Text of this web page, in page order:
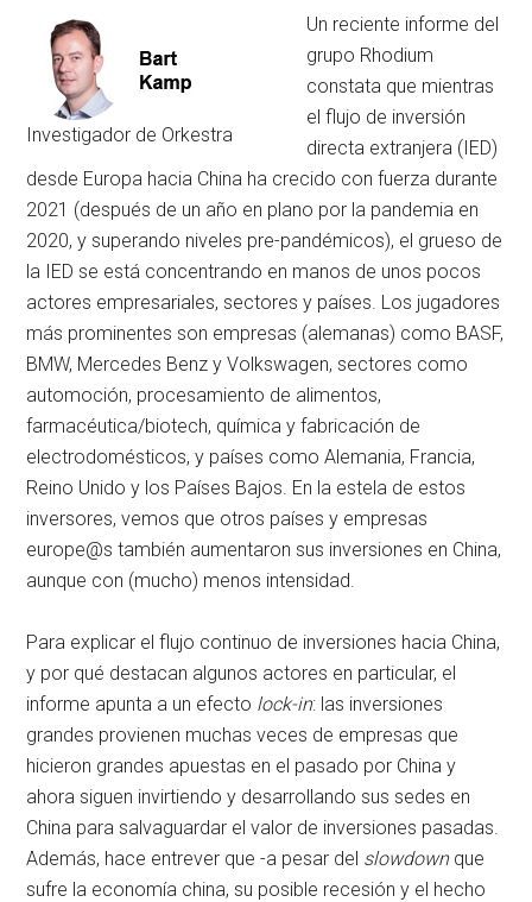
Investigador de Orkestra
Un reciente informe del
grupo Rhodium
constata que mientras
el flujo de inversión
directa extranjera (IED)
desde Europa hacia China ha crecido con fuerza durante
2021 (después de un año en plano por la pandemia en
2020, y superando niveles pre-pandémicos), el grueso de
la IED se está concentrando en manos de unos pocos
actores empresariales, sectores y países. Los jugadores
más prominentes son empresas (alemanas) como BASF,
BMW, Mercedes Benz y Volkswagen, sectores como
automoción, procesamiento de alimentos,
farmacéutica/biotech, química y fabricación de
electrodomésticos, y países como Alemania, Francia,
Reino Unido y los Países Bajos. En la estela de estos
inversores, vemos que otros países y empresas
europe@s también aumentaron sus inversiones en China,
aunque con (mucho) menos intensidad.
Para explicar el flujo continuo de inversiones hacia China,
y por qué destacan algunos actores en particular, el
informe apunta a un efecto lock-in: las inversiones
grandes provienen muchas veces de empresas que
hicieron grandes apuestas en el pasado por China y
ahora siguen invirtiendo y desarrollando sus sedes en
China para salvaguardar el valor de inversiones pasadas.
Además, hace entrever que -a pesar del slowdownque
sufre la economía china, su posible recesión y el hecho